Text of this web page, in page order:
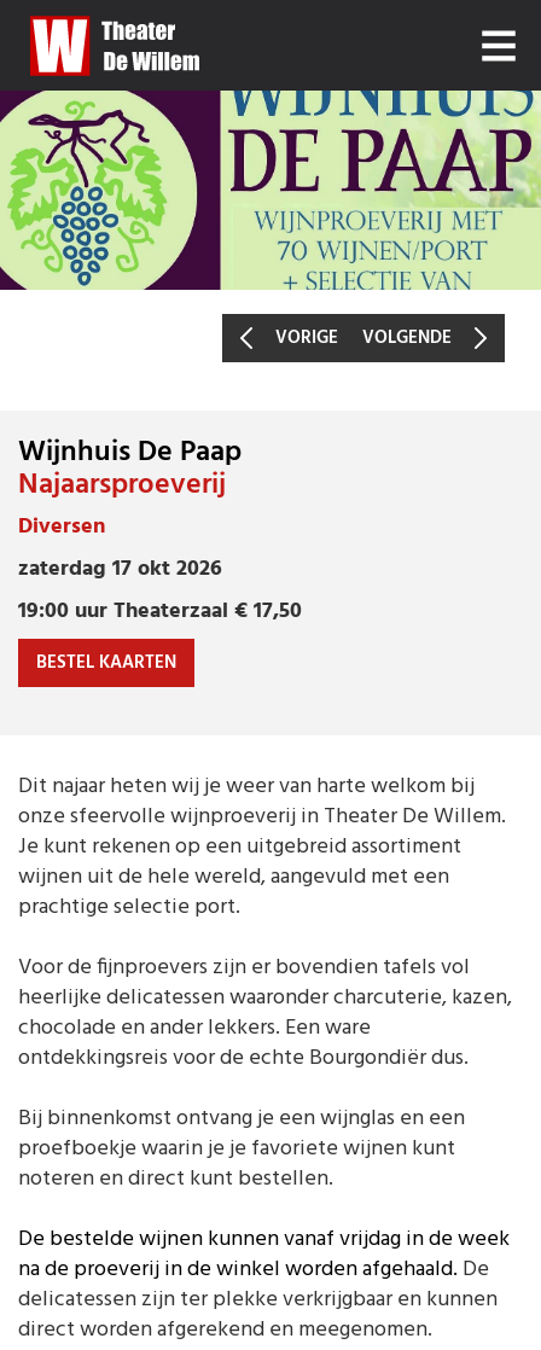
WIJNHUIS DE PAAP
NAJAARSPROEVERIJ
zaterdag 17 okt 2026 | 19:00 uur
VOLGENDE
VORIGE
Wijnhuis De Paap
Najaarsproeverij
Diversen
zaterdag 17 okt 2026
19:00 uurTheaterzaal € 17,50
BESTEL KAARTEN
Dit najaar heten wij je weer van harte welkom bij
onze sfeervolle wijnproeverij in Theater De Willem.
Je kunt rekenen op een uitgebreid assortiment
wijnen uit de hele wereld, aangevuld met een
prachtige selectie port.
Voor de fijnproevers zijn er bovendien tafels vol
heerlijke delicatessen waaronder charcuterie, kazen,
chocolade en ander lekkers. Een ware
ontdekkingsreis voor de echte Bourgondiër dus.
Bij binnenkomst ontvang je een wijnglas en een
proefboekje waarin je je favoriete wijnen kunt
noteren en direct kunt bestellen.
De bestelde wijnen kunnen vanaf vrijdag in de week
na de proeverij in de winkel worden afgehaald. De
delicatessen zijn ter plekke verkrijgbaar en kunnen
direct worden afgerekend en meegenomen.